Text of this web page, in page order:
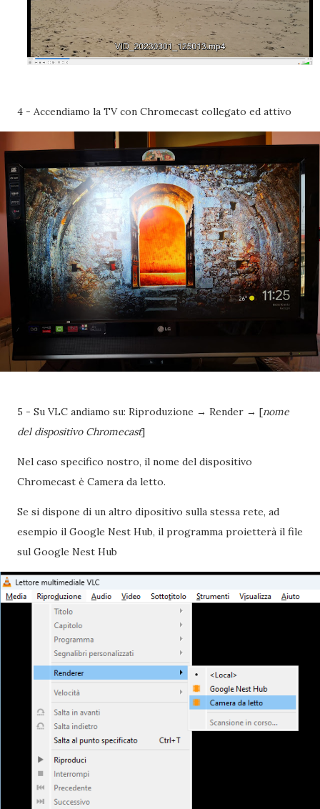
4 - Accendiamo la TV con Chromecast collegato ed attivo
5 - Su VLC andiamo su: Riproduzione → Render → [nome
del dispositivo Chromecast]
Nel caso specifico nostro, il nome del dispositivo
Chromecast è Camera da letto.
Se si dispone di un altro dipositivo sulla stessa rete, ad
esempio il Google Nest Hub, il programma proietterà il file
sul Google Nest Hub